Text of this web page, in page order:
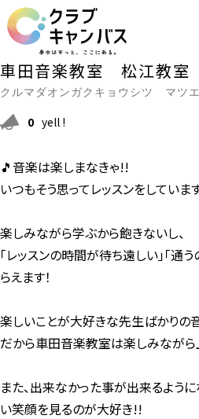
車田音楽教室 松江教室
クルマダオンガクキョウシツ マツ
0 yell !
🎵音楽は楽しまなきゃ!!
いつもそう思ってレッスンをしていま
楽しみながら学ぶから飽きないし、
「レッスンの時間が待ち遠しい」「通
らえます！
楽しいことが大好きな先生ばかりの
だから車田音楽教室は楽しみなが
また、出来なかった事が出来るよう
い笑顔を見るのが大好き!!